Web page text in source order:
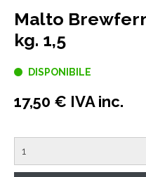
Malto
kg. 1,5
DISPONIBILE
17,50 € IVA inc.